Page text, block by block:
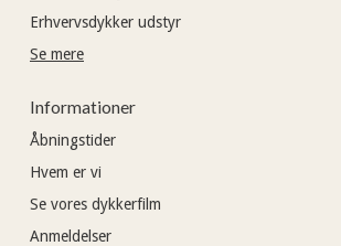
Erhvervsdykker udstyr
Se mere
Informationer
Åbningstider
Hvem er vi
Se vores dykkerfilm
Anmeldelser